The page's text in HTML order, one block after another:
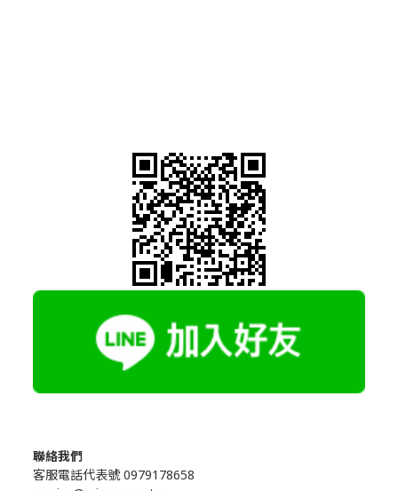
聯絡我們
客服電話代表號 0979178658